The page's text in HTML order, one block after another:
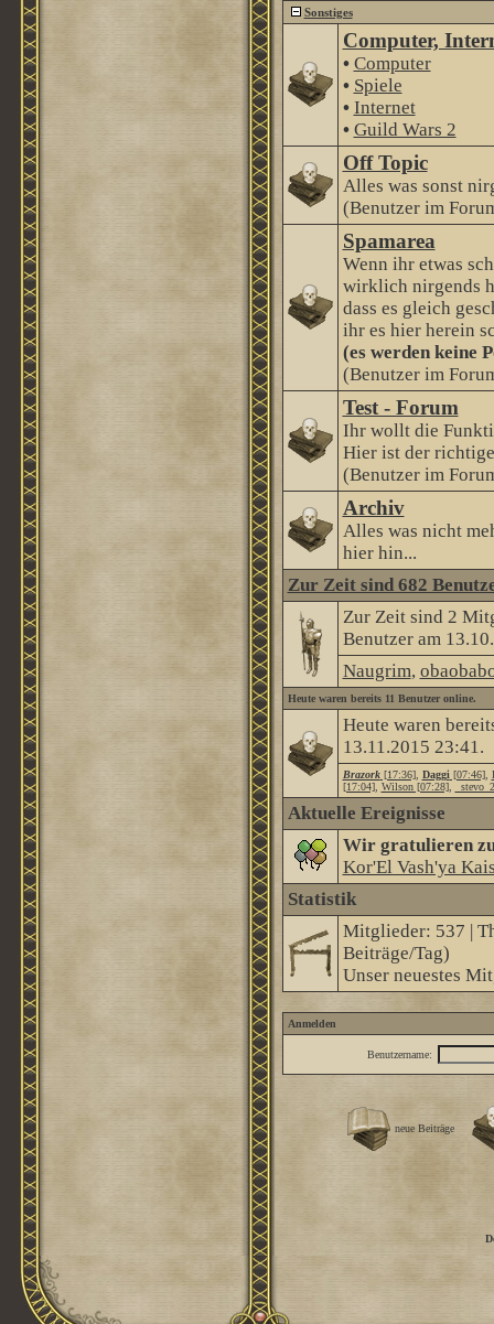
Sonstiges
Computer,
• Computer
• Spiele
• Internet
• Guild Wars 2
Off Topic
Alles was sonst
(Benutzer im
Spamarea
Wenn ihr etwas
wirklich nirgends
dass es gleich
ihr es hier herein
(es werden keine
(Benutzer im
Test - Forum
Ihr wollt die
Hier ist der
(Benutzer im
Archiv
Alles was nicht
hier hin...
Zur Zeit sind 682
Zur Zeit sind 2
Benutzer am
Naugrim,
Heute waren bereits 11 Benutzer online.
Heute waren
13.11.2015 23:41.
Brazork[17:36], Daggi [07:46],
[17:04], Wilson [07:28],
Aktuelle Ereignisse
Wir gratulieren
Kor'El Vash'ya
Statistik
Mitglieder: 537 |
Beiträge/Tag)
Unser neuestes
Anmelden
Benutzername:
neue Beiträge